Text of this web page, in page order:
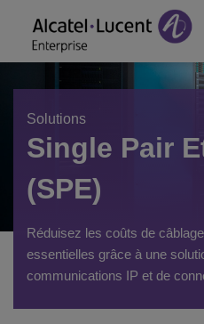
Solutions
Single Pair
(SPE)
Réduisez les coûts de
essentielles grâce à une
communications IP et de